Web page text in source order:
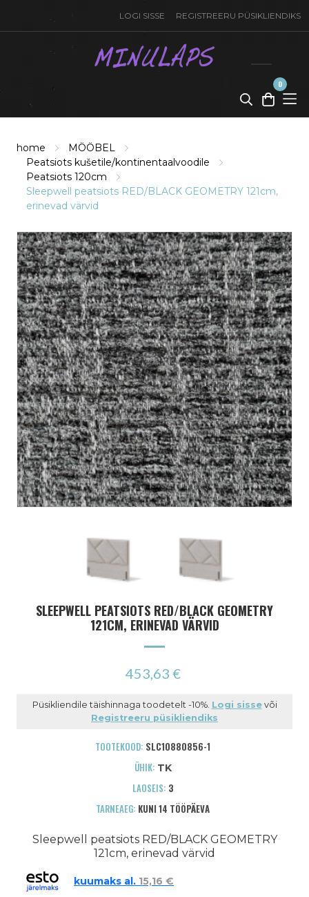
LOGI SISSE REGISTREERU PÜSIKLIENDIKS
0
toode(t)
home
MÖÖBEL
Peatsiots kušetile/kontinentaalvoodile
Peatsiots 120cm
Sleepwell peatsiots RED/BLACK GEOMETRY 121cm,
erinevad värvid
SLEEPWELL PEATSIOTS RED/BLACK GEOMETRY
121CM, ERINEVAD VÄRVID
453,63 €
Püsikliendile täishinnaga toodetelt -10%. Logi sissevõi
Registreeru püsikliendiks
TOOTEKOOD: SLC10880856-1
ÜHIK:TK
LAOSEIS: 3
TARNEAEG: KUNI 14 TÖÖPÄEVA
Sleepwell peatsiots RED/BLACK GEOMETRY
121cm, erinevad värvid
kuumaks al. 15,16 €